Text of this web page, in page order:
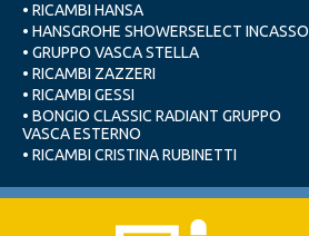
• RICAMBI HANSA
• HANSGROHE SHOWERSELECT INCASSO
• GRUPPO VASCA STELLA
• RICAMBI ZAZZERI
• RICAMBI GESSI
• BONGIO CLASSIC RADIANT GRUPPO
VASCA ESTERNO
• RICAMBI CRISTINA RUBINETTI